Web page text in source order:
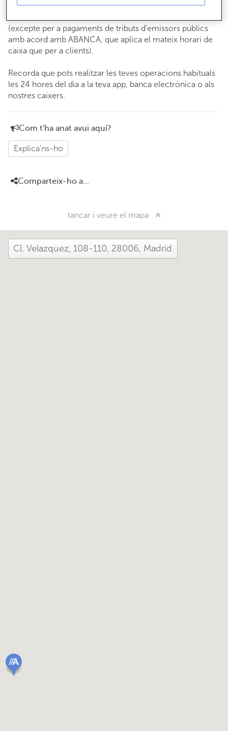
Si no ets client, l'horari de caixa serà elsdimarts i dijous
(excepte per a pagaments de tributs d'emissors públics
amb acord amb ABANCA, que aplica el mateix horari de
caixa que per a clients).
Recorda que pots realitzar les teves operacions habituals
les 24 hores del dia a la teva app, banca electrònica o als
nostres caixers.
Com t'ha anat avui aquí?
Explica'ns-ho
Comparteix-ho a...
tancar i veure el mapa